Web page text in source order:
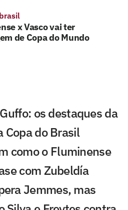
x Vasco vai ter
de Copa do Mundo
os destaques da
Copa do Brasil
como o Fluminense
com Zubeldía
Jemmes, mas